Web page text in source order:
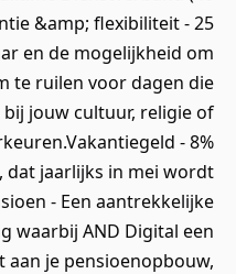
&amp; flexibiliteit - 25
en de mogelijkheid om
te ruilen voor dagen die
jouw cultuur, religie of
- 8%
dat jaarlijks in mei wordt
- Een aantrekkelijke
waarbij AND Digital een
je pensioenopbouw,